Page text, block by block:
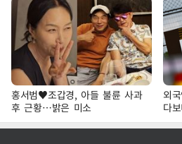
홍서범♥조갑경, 아들 불륜 사과
후 근황…밝은 미소
외
다